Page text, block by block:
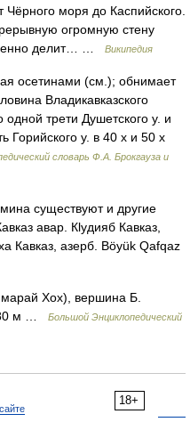
Чёрного моря до Каспийского.
огромную стену
делит… …
Википедия
осетинами (см.); обнимает
Владикавказского
трети Душетского у. и
Горийского у. в 40 х и 50 х
словарь Ф.А. Брокгауза и
существуют и другие
авар. Кlудияб Кавказ,
Кавказ, азерб. Böyük Qafqaz
Хох), вершина Б.
м …
Большой Энциклопедический
18+